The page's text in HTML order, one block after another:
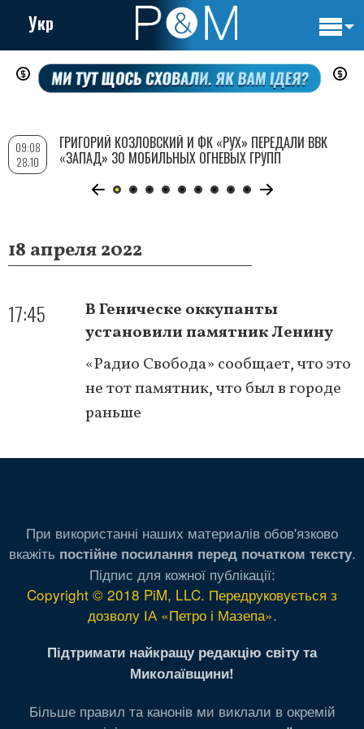
Перейти
содержанию
Укр
18 апреля 2022
17:45
В Геническе оккупанты
установили памятник Ленину
«Радио Свобода» сообщает, что это
не тот памятник, что был в городе
раньше
09:08
28.10
ГРИГОРИЙ КОЗЛОВСКИЙ И ФК «РУХ» ПЕРЕДАЛИ ВВК
«ЗАПАД» 30 МОБИЛЬНЫХ ОГНЕВЫХ ГРУПП
При використанні наших материалів обов'язково
вкажіть постійне посилання перед початком тексту.
Підпис для кожної публікації:
Copyright © 2018 PiM, LLC. Передруковується з
дозволу ІА «Петро і Мазепа».
Підтримати найкращу редакцію світу та
Миколаївщини!
Більше правил та канонів ми виклали в окремій